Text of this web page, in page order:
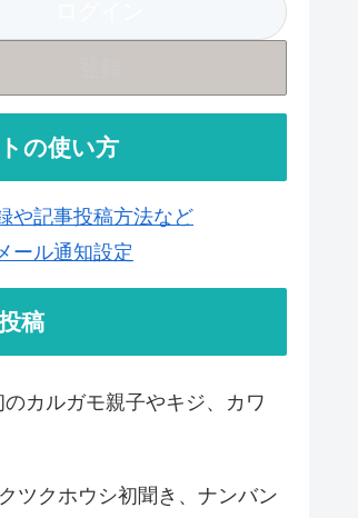
の使い方
や記事投稿方法など
ール通知設定
稿
カルガモ親子やキジ、カワ
ツクホウシ初聞き、ナンバン